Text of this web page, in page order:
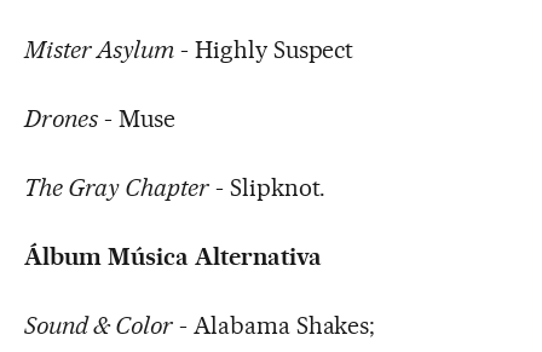
Mister Asylum- Highly Suspect
Drones- Muse
The Gray Chapter- Slipknot.
Álbum Música Alternativa
Sound & Color- Alabama Shakes;